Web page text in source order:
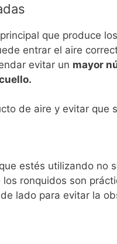
que produce
entrar el aire
evitar un mayor
de aire y evitar que
estés utilizando no
ronquidos son
lado para evitar la